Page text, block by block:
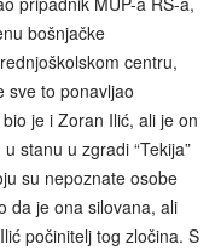
bošnjačke
centru,
sve to ponavljao
je i Zoran Ilić, ali je on
stanu u zgradi “Tekija”
su nepoznate osobe
da je ona silovana, ali
počinitelj tog zločina. S